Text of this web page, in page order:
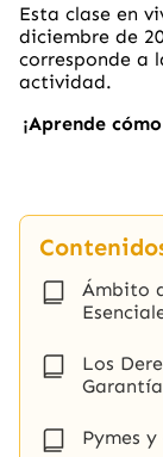
Esta clase en
diciembre de
corresponde a
actividad.
¡Aprende
Ámbito
Los
Pymes